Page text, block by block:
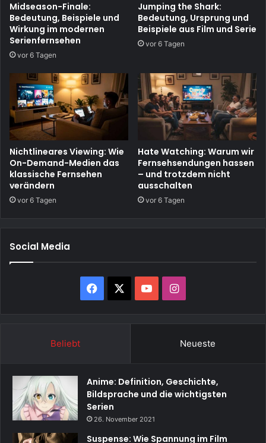
Midseason-Finale:
Bedeutung, Beispiele und
Wirkung im modernen
Serienfernsehen
vor 6 Tagen
Jumping the Shark:
Bedeutung, Ursprung und
Beispiele aus Film und Serie
vor 6 Tagen
Nichtlineares Viewing: Wie
On-Demand-Medien das
klassische Fernsehen
verändern
vor 6 Tagen
Hate Watching: Warum wir
Fernsehsendungen hassen
– und trotzdem nicht
ausschalten
vor 6 Tagen
Social Media
Facebook YouTubeInstagram
Beliebt Neueste
Anime: Definition, Geschichte,
Bildsprache und die wichtigsten
Serien
26. November 2021
Suspense: Wie Spannung im Film